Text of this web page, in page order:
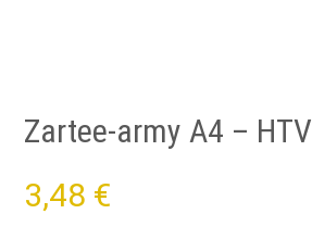
Zartee-army A4 – HTV
3,48 €